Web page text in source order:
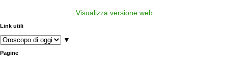
Visualizza versione web
Link utili
▼
Pagine